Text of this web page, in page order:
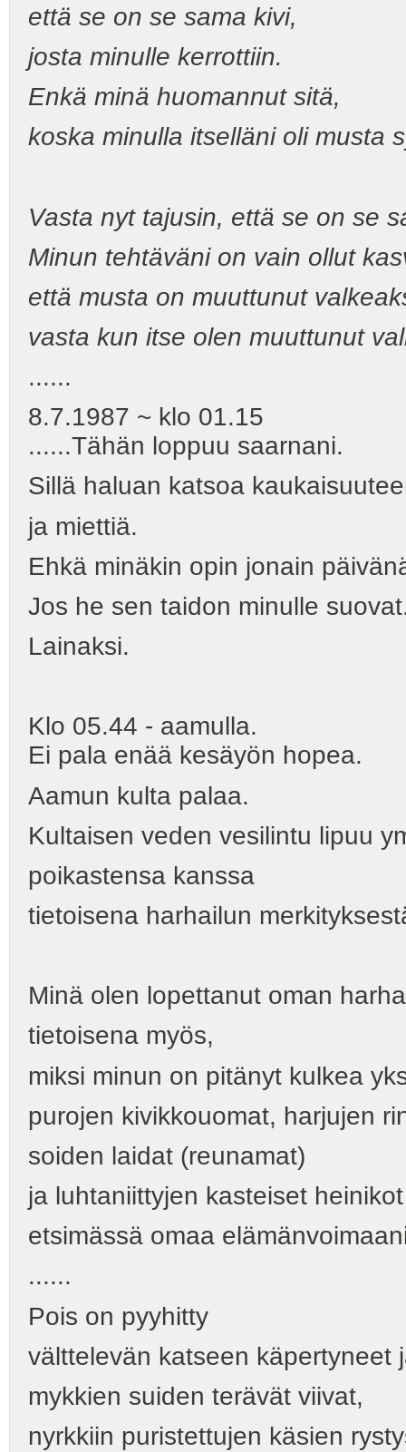
että se on se sama kivi,
josta minulle kerrottiin.
Enkä minä huomannut sitä,
koska minulla itselläni oli musta
Vasta nyt tajusin, että se on se
Minun tehtäväni on vain ollut
että musta on muuttunut
vasta kun itse olen muuttunut
......
8.7.1987 ~ klo 01.15
......Tähän loppuu saarnani.
Sillä haluan katsoa
ja miettiä.
Ehkä minäkin opin jonain
Jos he sen taidon minulle
Lainaksi.
Klo 05.44 - aamulla.
Ei pala enää kesäyön hopea.
Aamun kulta palaa.
Kultaisen veden vesilintu lipuu
poikastensa kanssa
tietoisena harhailun
Minä olen lopettanut oman
tietoisena myös,
miksi minun on pitänyt kulkea
purojen kivikkouomat, harjujen
soiden laidat (reunamat)
ja luhtaniittyjen kasteiset heinikot
etsimässä omaa
......
Pois on pyyhitty
välttelevän katseen käpertyneet
mykkien suiden terävät viivat,
nyrkkiin puristettujen käsien